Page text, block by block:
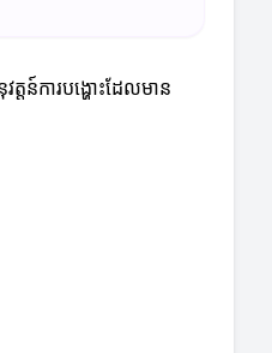
ន៍ការបង្ហោះដែលមាន